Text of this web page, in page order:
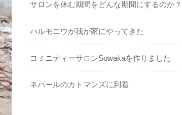
サロンを休む期間をどんな期間にするのか？
ハルモニウが我が家にやってきた
コミニティーサロンSowakaを作りました
ネパールのカトマンズに到着